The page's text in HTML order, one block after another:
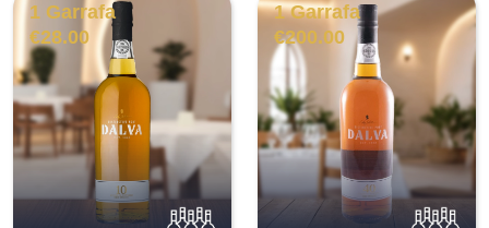
1 Garrafa
€28.00
1 Garrafa
€200.00